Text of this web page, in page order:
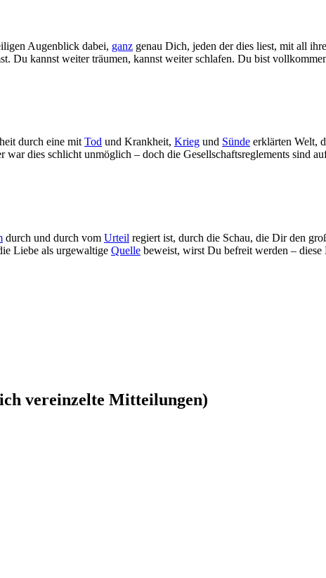
Augenblick dabei, ganz genau Dich, jeden der dies liest, mit all
Du kannst weiter träumen, kannst weiter schlafen. Du bist
durch eine mitTod und Krankheit, Krieg und Sünde erklärten Welt,
dies schlicht unmöglich – doch die Gesellschaftsreglements sind
durch und durch vom Urteil regiert ist, durch die Schau, die Dir den
Liebe als urgewaltige Quelle beweist, wirst Du befreit werden –
vereinzelte Mitteilungen)